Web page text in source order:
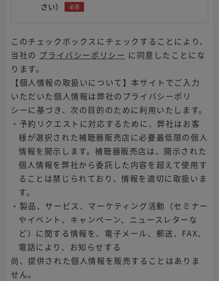
さい）
必須
このチェックボックスにチェックすることにより、
当社の プライバシーポリシー に同意したことにな
ります。
【個人情報の取扱いについて】本サイトでご入力
いただいた個人情報は弊社のプライバシーポリ
シーに基づき、次の目的のために利用いたします。
・予約リクエストに対応するために、弊社はお客
様が選択された補聴器販売店に必要最低限の個人
情報を開示します。補聴器販売店は、開示された
個人情報を弊社から委託した内容を超えて使用す
ることは禁じられており、情報を適切に取扱いま
す。
・製品、サービス、マーケティング活動（セミナー
やイベント、キャンペーン、ニュースレターな
ど）に関する情報を、電子メール、郵送、FAX、
電話により、お知らせする
尚、提供された個人情報を販売することはありま
せん。